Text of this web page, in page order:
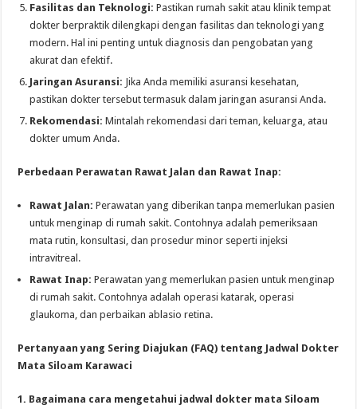
Fasilitas dan Teknologi: Pastikan rumah sakit atau klinik tempat
dokter berpraktik dilengkapi dengan fasilitas dan teknologi yang
modern. Hal ini penting untuk diagnosis dan pengobatan yang
akurat dan efektif.
Jaringan Asuransi: Jika Anda memiliki asuransi kesehatan,
pastikan dokter tersebut termasuk dalam jaringan asuransi Anda.
Rekomendasi: Mintalah rekomendasi dari teman, keluarga, atau
dokter umum Anda.
Perbedaan Perawatan Rawat Jalan dan Rawat Inap:
Rawat Jalan: Perawatan yang diberikan tanpa memerlukan pasien
untuk menginap di rumah sakit. Contohnya adalah pemeriksaan
mata rutin, konsultasi, dan prosedur minor seperti injeksi
intravitreal.
Rawat Inap: Perawatan yang memerlukan pasien untuk menginap
di rumah sakit. Contohnya adalah operasi katarak, operasi
glaukoma, dan perbaikan ablasio retina.
Pertanyaan yang Sering Diajukan (FAQ) tentang Jadwal Dokter
Mata Siloam Karawaci
1. Bagaimana cara mengetahui jadwal dokter mata Siloam